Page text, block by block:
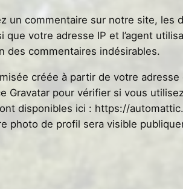
un commentaire sur notre site, les
que votre adresse IP et l’agent
des commentaires indésirables.
créée à partir de votre
Gravatar pour vérifier si vous
disponibles ici : https://
photo de profil sera visible